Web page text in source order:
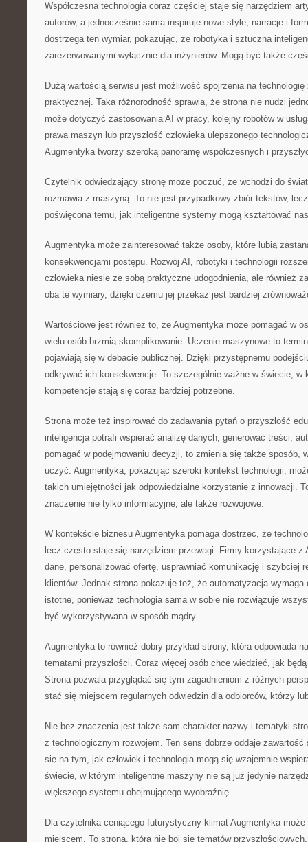
Współczesna technologia coraz częściej staje się narzędziem
autorów, a jednocześnie sama inspiruje nowe style, narracje i
dostrzega ten wymiar, pokazując, że robotyka i sztuczna
zarezerwowanymi wyłącznie dla inżynierów. Mogą być także
Dużą wartością serwisu jest możliwość spojrzenia na technologię
praktycznej. Taka różnorodność sprawia, że strona nie nudzi
może dotyczyć zastosowania AI w pracy, kolejny robotów w
prawa maszyn lub przyszłość człowieka ulepszonego
Augmentyka tworzy szeroką panoramę współczesnych i
Czytelnik odwiedzający stronę może poczuć, że wchodzi do
rozmawia z maszyną. To nie jest przypadkowy zbiór tekstów,
poświęcona temu, jak inteligentne systemy mogą kształtować
Augmentyka może zainteresować także osoby, które lubią
konsekwencjami postępu. Rozwój AI, robotyki i technologii
człowieka niesie ze sobą praktyczne udogodnienia, ale również
oba te wymiary, dzięki czemu jej przekaz jest bardziej
Wartościowe jest również to, że Augmentyka może pomagać w
wielu osób brzmią skomplikowanie. Uczenie maszynowe to
pojawiają się w debacie publicznej. Dzięki przystępnemu
odkrywać ich konsekwencje. To szczególnie ważne w świecie, w
kompetencje stają się coraz bardziej potrzebne.
Strona może też inspirować do zadawania pytań o przyszłość
inteligencja potrafi wspierać analizę danych, generować treści,
pomagać w podejmowaniu decyzji, to zmienia się także sposób,
uczyć. Augmentyka, pokazując szeroki kontekst technologii,
takich umiejętności jak odpowiedzialne korzystanie z innowacji.
znaczenie nie tylko informacyjne, ale także rozwojowe.
W kontekście biznesu Augmentyka pomaga dostrzec, że
lecz często staje się narzędziem przewagi. Firmy korzystające z
dane, personalizować ofertę, usprawniać komunikację i szybciej
klientów. Jednak strona pokazuje też, że automatyzacja wymaga
istotne, ponieważ technologia sama w sobie nie rozwiązuje
być wykorzystywana w sposób mądry.
Augmentyka to również dobry przykład strony, która odpowiada
tematami przyszłości. Coraz więcej osób chce wiedzieć, jak
Strona pozwala przyglądać się tym zagadnieniom z różnych
stać się miejscem regularnych odwiedzin dla odbiorców, którzy
Nie bez znaczenia jest także sam charakter nazwy i tematyki
z technologicznym rozwojem. Ten sens dobrze oddaje
się na tym, jak człowiek i technologia mogą się wzajemnie
świecie, w którym inteligentne maszyny nie są już jedynie
większego systemu obejmującego wyobraźnię.
Dla czytelnika ceniącego futurystyczny klimat Augmentyka
miejscem. To strona, która nie boi się tematów